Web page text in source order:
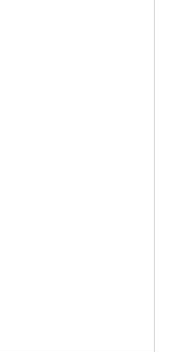
bezpečné a pohodlné
trouby, pece...